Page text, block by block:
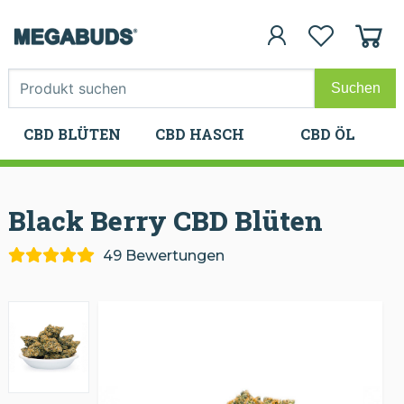
CBD BLÜTEN CBD HASCH CBD ÖL
CBD BLÜTEN CBD HASCH CBD ÖL
Black Berry CBD Blüten
49 Bewertungen